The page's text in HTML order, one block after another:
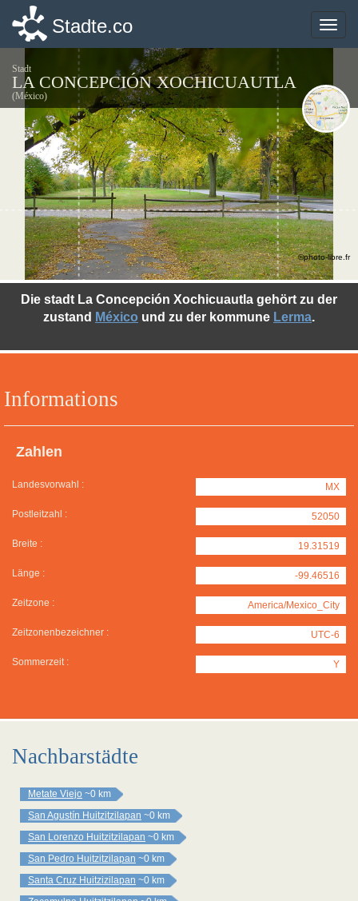
Toggle
Stadte.co
Stadt
LA CONCEPCIÓN XOCHICUAUTLA
(México)
Informations
Zahlen
Landesvorwahl : MX
Postleitzahl : 52050
Breite : 19.31519
Länge : -99.46516
Zeitzone : America/Mexico_City
Zeitzonenbezeichner : UTC-6
Sommerzeit : Y
Die stadt La Concepción Xochicuautla gehört zu der
zustand México und zu der kommune Lerma.
©photo-libre.fr
Nachbarstädte
Metate Viejo ~0 km
San Agustín Huitzitzilapan ~0 km
San Lorenzo Huitzitzilapan ~0 km
San Pedro Huitzitzilapan ~0 km
Santa Cruz Huitzizilapan ~0 km
Toggle
Stadte.co